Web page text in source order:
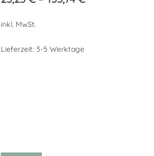
inkl. MwSt.
Lieferzeit:3-5 Werktage